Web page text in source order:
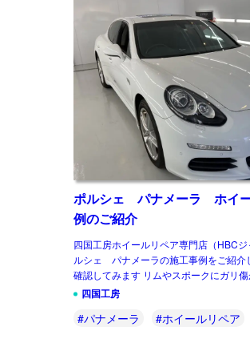
ポルシェ パナメーラ ホイ
例のご紹介
四国工房ホイールリペア専門店（HBC
ルシェ パナメーラの施工事例をご紹介
確認してみます リムやスポークにガリ
ような塗装のホイールも綺麗にガリ傷リ
四国工房
#パナメーラ #ホイールリペア